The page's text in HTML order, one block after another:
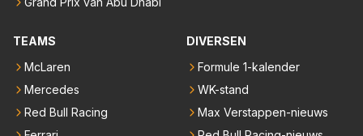
TEAMS
McLaren
Mercedes
Red Bull Racing
DIVERSEN
Formule 1-kalender
WK-stand
Max Verstappen-nieuws